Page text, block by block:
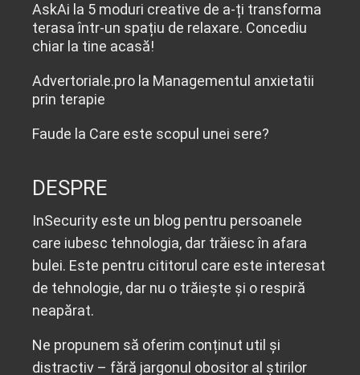
AskAi la 5 moduri creative de a-ți transforma
terasa într-un spațiu de relaxare. Concediu
chiar la tine acasă!
Advertoriale.pro la Managementul anxietatii
prin terapie
Faude la Care este scopul unei sere?
DESPRE
InSecurity este un blog pentru persoanele
care iubesc tehnologia, dar trăiesc în afara
bulei. Este pentru cititorul care este interesat
de tehnologie, dar nu o trăiește și o respiră
neapărat.
Ne propunem să oferim conținut util și
distractiv – fără jargonul obositor al știrilor